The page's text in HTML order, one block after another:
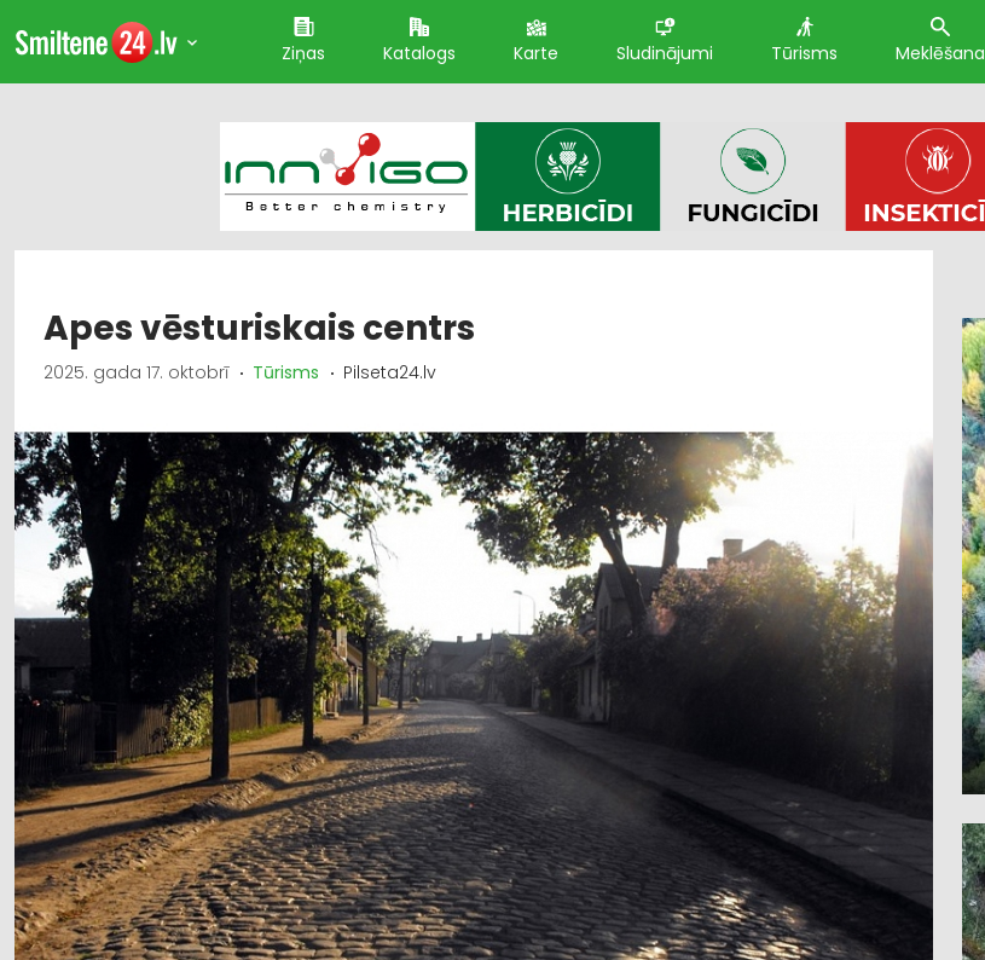
Ziņas Katalogs Karte Sludinājumi Tūrisms Meklēšana
Apes vēsturiskais centrs
2025. gada 17. oktobrī Tūrisms Pilseta24.lv